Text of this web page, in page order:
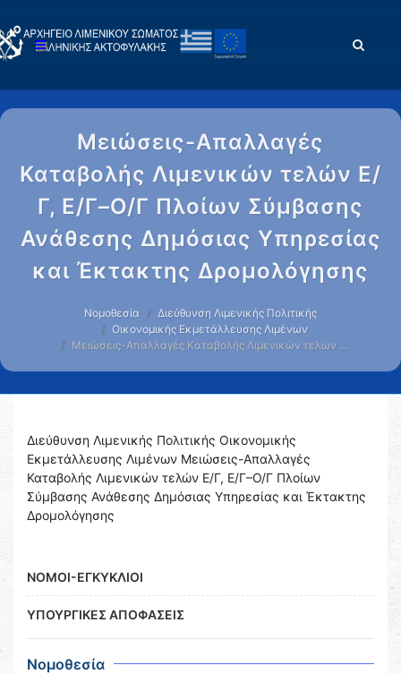
Μειώσεις-Απαλλαγές
Καταβολής Λιμενικών τελών Ε/
Γ, Ε/Γ–Ο/Γ Πλοίων Σύμβασης
Ανάθεσης Δημόσιας Υπηρεσίας
και Έκτακτης Δρομολόγησης
Νομοθεσία
Διεύθυνση Λιμενικής Πολιτικής
Οικονομικής Εκμετάλλευσης Λιμένων
Μειώσεις-Απαλλαγές Καταβολής Λιμενικών τελών …
Διεύθυνση Λιμενικής Πολιτικής Οικονομικής
Εκμετάλλευσης Λιμένων Μειώσεις-Απαλλαγές
Καταβολής Λιμενικών τελών Ε/Γ, Ε/Γ–Ο/Γ Πλοίων
Σύμβασης Ανάθεσης Δημόσιας Υπηρεσίας και Έκτακτης
Δρομολόγησης
ΝΟΜΟΙ-ΕΓΚΥΚΛΙΟΙ
ΥΠΟΥΡΓΙΚΕΣ ΑΠΟΦΑΣΕΙΣ
Νομοθεσία